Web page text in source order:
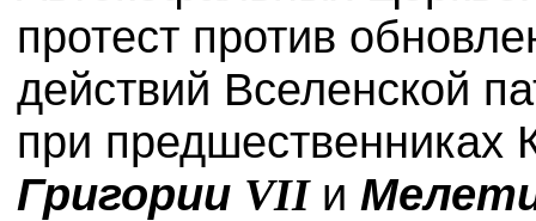
протест против
действий Вселенской
при предшественниках
Григории VII и